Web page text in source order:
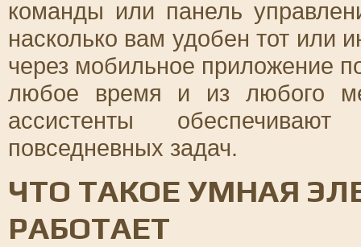
команды или панель
насколько вам удобен тот или
через мобильное приложение
любое время и из любого
ассистенты
повседневных задач.
ЧТО ТАКОЕ УМНАЯ
РАБОТАЕТ